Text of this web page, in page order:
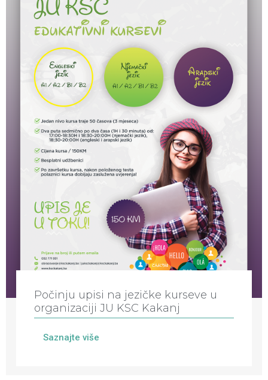
Počinju upisi na jezičke kurseve u
organizaciji JU KSC Kakanj
Saznajte više